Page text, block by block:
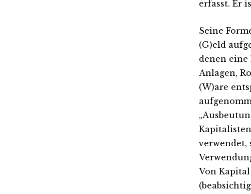
erfasst. Er
Seine
(G)eld
denen
Anlagen,
(W)are
verwendet,
Von